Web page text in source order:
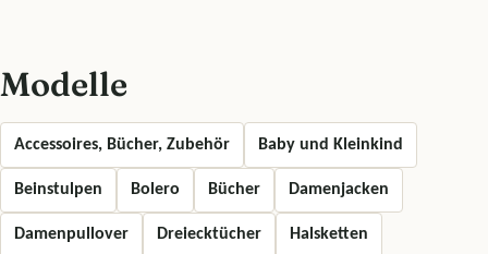
Modelle
Accessoires, Bücher, Zubehör Baby und Kleinkind
Beinstulpen Bolero Bücher Damenjacken
Damenpullover Dreiecktücher Halsketten